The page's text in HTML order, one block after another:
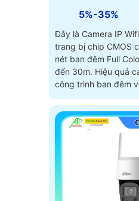
5%-35%
Đây là Camera IP
trang bị chip CMOS
nét ban đêm Full
đến 30m. Hiệu quả cao khi sử dụng cho
công trình ban đêm